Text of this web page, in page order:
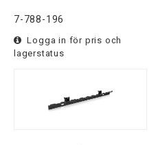
7-788-196
Logga in för pris och
lagerstatus